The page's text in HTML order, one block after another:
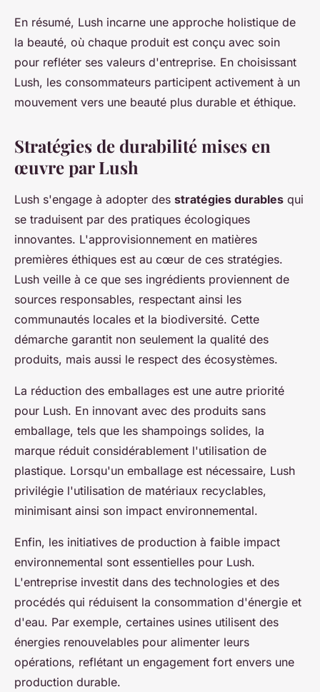
En résumé, Lush incarne une approche holistique de
la beauté, où chaque produit est conçu avec soin
pour refléter ses valeurs d'entreprise. En choisissant
Lush, les consommateurs participent activement à un
mouvement vers une beauté plus durable et éthique.
Stratégies de durabilité mises en
œuvre par Lush
Lush s'engage à adopter des stratégies durables qui
se traduisent par des pratiques écologiques
innovantes. L'approvisionnement en matières
premières éthiques est au cœur de ces stratégies.
Lush veille à ce que ses ingrédients proviennent de
sources responsables, respectant ainsi les
communautés locales et la biodiversité. Cette
démarche garantit non seulement la qualité des
produits, mais aussi le respect des écosystèmes.
La réduction des emballages est une autre priorité
pour Lush. En innovant avec des produits sans
emballage, tels que les shampoings solides, la
marque réduit considérablement l'utilisation de
plastique. Lorsqu'un emballage est nécessaire, Lush
privilégie l'utilisation de matériaux recyclables,
minimisant ainsi son impact environnemental.
Enfin, les initiatives de production à faible impact
environnemental sont essentielles pour Lush.
L'entreprise investit dans des technologies et des
procédés qui réduisent la consommation d'énergie et
d'eau. Par exemple, certaines usines utilisent des
énergies renouvelables pour alimenter leurs
opérations, reflétant un engagement fort envers une
production durable.